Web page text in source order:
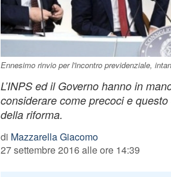
Ennesimo rinvio per l'incontro previdenziale,
L’INPS ed il Governo hanno in
considerare come precoci e
della riforma.
di Mazzarella Giacomo
27 settembre 2016 alle ore 14:39